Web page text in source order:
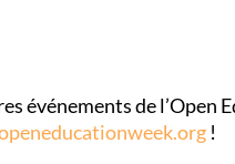
événements de l’Open
!